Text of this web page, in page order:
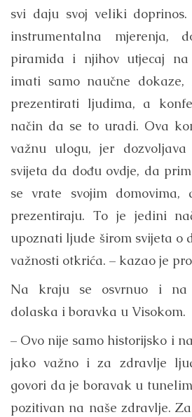
svi daju svoj veliki doprinos.
instrumentalna mjerenja,
piramida i njihov utjecaj
imati samo naučne
prezentirati ljudima, a
način da se to uradi. Ova
važnu ulogu, jer
svijeta da dođu ovdje, da
se vrate svojim
prezentiraju. To je jedini
upoznati ljude širom svijeta o
važnosti otkrića. – kazao je
Na kraju se osvrnuo i na
dolaska i boravka u Visokom.
– Ovo nije samo historijsko i
jako važno i za zdravlje
govori da je boravak u
pozitivan na naše zdravlje.